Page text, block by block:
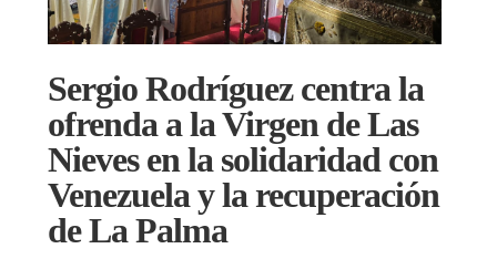
Sergio Rodríguez centra la
ofrenda a la Virgen de Las
Nieves en la solidaridad con
Venezuela y la recuperación
de La Palma